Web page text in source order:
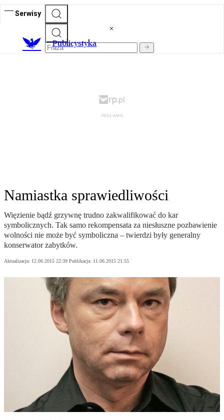
Serwisy
Publicystyka
Namiastka sprawiedliwości
Więzienie bądź grzywnę trudno zakwalifikować do kar
symbolicznych. Tak samo rekompensata za niesłuszne pozbawienie
wolności nie może być symboliczna – twierdzi były generalny
konserwator zabytków.
Aktualizacja: 12.06.2015 22:39 Publikacja: 11.06.2015 21:55